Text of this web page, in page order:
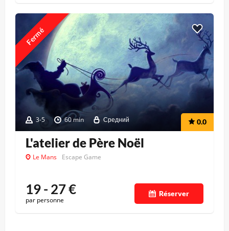
3-5 60 min Средний 0.0
Fermé
L'atelier de Père Noël
Le Mans Escape Game
19 - 27€
par personne
Réserver